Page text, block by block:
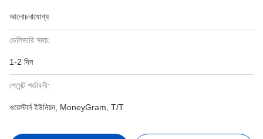
আলোচনাযোগ্য
ডেলিভারি সময়:
1-2 দিন
পেমেন্ট শর্তাবলী:
ওয়েস্টার্ন ইউনিয়ন, MoneyGram, T/T